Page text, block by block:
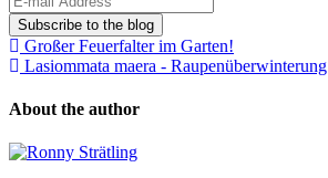
Subscribe to the blog
Großer Feuerfalter im Garten!
Lasiommata maera - Raupenüberwinterung
About the author